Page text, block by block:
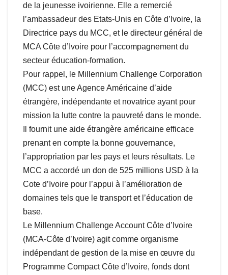
de la jeunesse ivoirienne. Elle a remercié
l’ambassadeur des Etats-Unis en Côte d’Ivoire, la
Directrice pays du MCC, et le directeur général de
MCA Côte d’Ivoire pour l’accompagnement du
secteur éducation-formation.
Pour rappel, le Millennium Challenge Corporation
(MCC) est une Agence Américaine d’aide
étrangère, indépendante et novatrice ayant pour
mission la lutte contre la pauvreté dans le monde.
Il fournit une aide étrangère américaine efficace
prenant en compte la bonne gouvernance,
l’appropriation par les pays et leurs résultats. Le
MCC a accordé un don de 525 millions USD à la
Cote d’Ivoire pour l’appui à l’amélioration de
domaines tels que le transport et l’éducation de
base.
Le Millennium Challenge Account Côte d’Ivoire
(MCA-Côte d’Ivoire) agit comme organisme
indépendant de gestion de la mise en œuvre du
Programme Compact Côte d’Ivoire, fonds dont